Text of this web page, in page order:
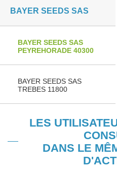
BAYER SEEDS SAS
BAYER SEEDS SAS
PEYREHORADE 40300
BAYER SEEDS SAS
TREBES 11800
LES
DANS LE